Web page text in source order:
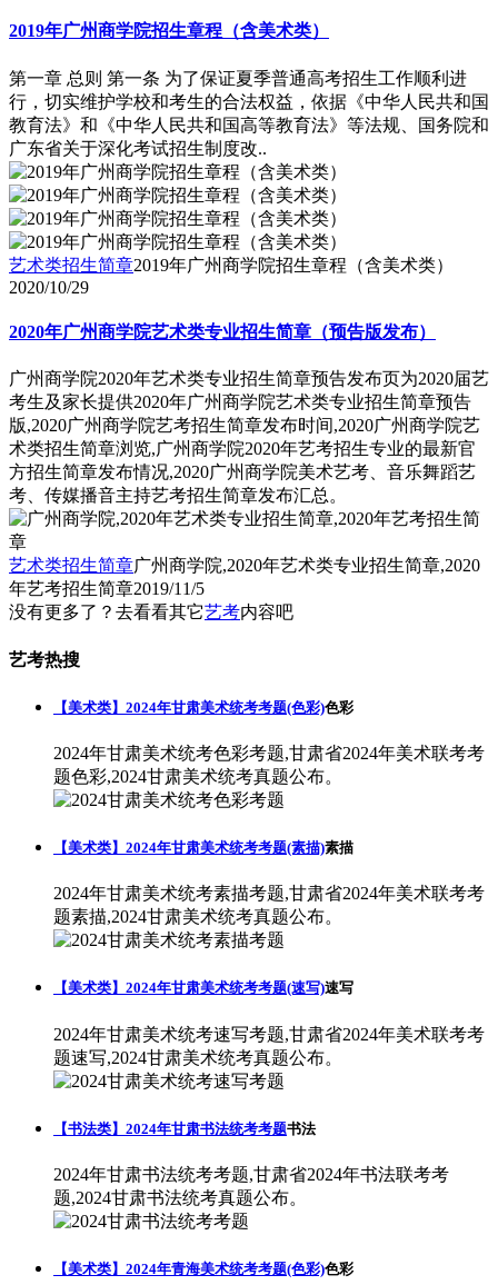
2019年广州商学院招生章程（含美术类）
第一章 总则 第一条 为了保证夏季普通高考招生工作顺利进
行，切实维护学校和考生的合法权益，依据《中华人民共和国
教育法》和《中华人民共和国高等教育法》等法规、国务院和
广东省关于深化考试招生制度改..
艺术类招生简章2019年广州商学院招生章程（含美术类）
2020/10/29
2020年广州商学院艺术类专业招生简章（预告版发布）
广州商学院2020年艺术类专业招生简章预告发布页为2020届艺
考生及家长提供2020年广州商学院艺术类专业招生简章预告
版,2020广州商学院艺考招生简章发布时间,2020广州商学院艺
术类招生简章浏览,广州商学院2020年艺考招生专业的最新官
方招生简章发布情况,2020广州商学院美术艺考、音乐舞蹈艺
考、传媒播音主持艺考招生简章发布汇总。
艺术类招生简章广州商学院,2020年艺术类专业招生简章,2020
年艺考招生简章2019/11/5
没有更多了？去看看其它艺考内容吧
艺考热搜
【美术类】2024年甘肃美术统考考题(色彩)色彩
2024年甘肃美术统考色彩考题,甘肃省2024年美术联考考
题色彩,2024甘肃美术统考真题公布。
【美术类】2024年甘肃美术统考考题(素描)素描
2024年甘肃美术统考素描考题,甘肃省2024年美术联考考
题素描,2024甘肃美术统考真题公布。
【美术类】2024年甘肃美术统考考题(速写)速写
2024年甘肃美术统考速写考题,甘肃省2024年美术联考考
题速写,2024甘肃美术统考真题公布。
【书法类】2024年甘肃书法统考考题书法
2024年甘肃书法统考考题,甘肃省2024年书法联考考
题,2024甘肃书法统考真题公布。
【美术类】2024年青海美术统考考题(色彩)色彩